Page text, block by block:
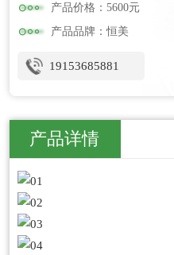
产品价格：5600元
产品品牌：恒美
19153685881
产品详情